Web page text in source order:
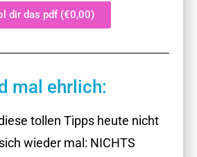
dir das pdf (€0,00)
mal ehrlich:
tollen Tipps heute nicht
wieder mal: NICHTS